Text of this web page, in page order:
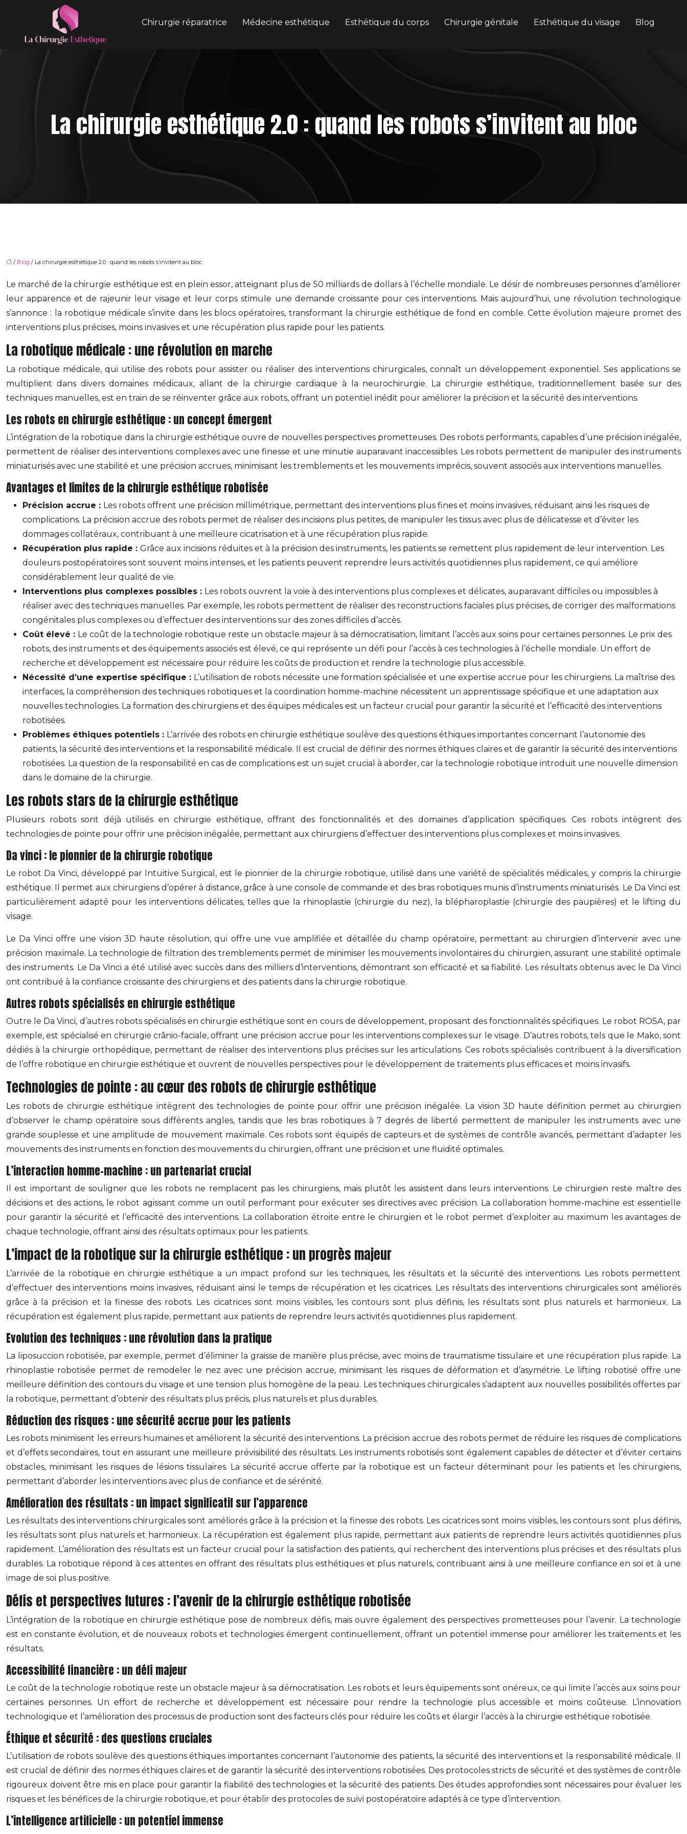
Chirurgie réparatrice Médecine esthétique Esthétique du corps Chirurgie génitale Esthétique du visage Blog
La chirurgie esthétique 2.0 : quand les robots s’invitent au bloc
/ Blog / La chirurgie esthétique 2.0 : quand les robots s’invitent au bloc
Le marché de la chirurgie esthétique est en plein essor, atteignant plus de 50 milliards de dollars à l’échelle mondiale. Le désir de nombreuses personnes d’améliorer
leur apparence et de rajeunir leur visage et leur corps stimule une demande croissante pour ces interventions. Mais aujourd’hui, une révolution technologique
s’annonce : la robotique médicale s’invite dans les blocs opératoires, transformant la chirurgie esthétique de fond en comble. Cette évolution majeure promet des
interventions plus précises, moins invasives et une récupération plus rapide pour les patients.
La robotique médicale : une révolution en marche
La robotique médicale, qui utilise des robots pour assister ou réaliser des interventions chirurgicales, connaît un développement exponentiel. Ses applications se
multiplient dans divers domaines médicaux, allant de la chirurgie cardiaque à la neurochirurgie. La chirurgie esthétique, traditionnellement basée sur des
techniques manuelles, est en train de se réinventer grâce aux robots, offrant un potentiel inédit pour améliorer la précision et la sécurité des interventions.
Les robots en chirurgie esthétique : un concept émergent
L’intégration de la robotique dans la chirurgie esthétique ouvre de nouvelles perspectives prometteuses. Des robots performants, capables d’une précision inégalée,
permettent de réaliser des interventions complexes avec une finesse et une minutie auparavant inaccessibles. Les robots permettent de manipuler des instruments
miniaturisés avec une stabilité et une précision accrues, minimisant les tremblements et les mouvements imprécis, souvent associés aux interventions manuelles.
Avantages et limites de la chirurgie esthétique robotisée
Précision accrue : Les robots offrent une précision millimétrique, permettant des interventions plus fines et moins invasives, réduisant ainsi les risques de
complications. La précision accrue des robots permet de réaliser des incisions plus petites, de manipuler les tissus avec plus de délicatesse et d’éviter les
dommages collatéraux, contribuant à une meilleure cicatrisation et à une récupération plus rapide.
Récupération plus rapide : Grâce aux incisions réduites et à la précision des instruments, les patients se remettent plus rapidement de leur intervention. Les
douleurs postopératoires sont souvent moins intenses, et les patients peuvent reprendre leurs activités quotidiennes plus rapidement, ce qui améliore
considérablement leur qualité de vie.
Interventions plus complexes possibles : Les robots ouvrent la voie à des interventions plus complexes et délicates, auparavant difficiles ou impossibles à
réaliser avec des techniques manuelles. Par exemple, les robots permettent de réaliser des reconstructions faciales plus précises, de corriger des malformations
congénitales plus complexes ou d’effectuer des interventions sur des zones difficiles d’accès.
Coût élevé : Le coût de la technologie robotique reste un obstacle majeur à sa démocratisation, limitant l’accès aux soins pour certaines personnes. Le prix des
robots, des instruments et des équipements associés est élevé, ce qui représente un défi pour l’accès à ces technologies à l’échelle mondiale. Un effort de
recherche et développement est nécessaire pour réduire les coûts de production et rendre la technologie plus accessible.
Nécessité d’une expertise spécifique : L’utilisation de robots nécessite une formation spécialisée et une expertise accrue pour les chirurgiens. La maîtrise des
interfaces, la compréhension des techniques robotiques et la coordination homme-machine nécessitent un apprentissage spécifique et une adaptation aux
nouvelles technologies. La formation des chirurgiens et des équipes médicales est un facteur crucial pour garantir la sécurité et l’efficacité des interventions
robotisées.
Problèmes éthiques potentiels : L’arrivée des robots en chirurgie esthétique soulève des questions éthiques importantes concernant l’autonomie des
patients, la sécurité des interventions et la responsabilité médicale. Il est crucial de définir des normes éthiques claires et de garantir la sécurité des interventions
robotisées. La question de la responsabilité en cas de complications est un sujet crucial à aborder, car la technologie robotique introduit une nouvelle dimension
dans le domaine de la chirurgie.
Les robots stars de la chirurgie esthétique
Plusieurs robots sont déjà utilisés en chirurgie esthétique, offrant des fonctionnalités et des domaines d’application spécifiques. Ces robots intègrent des
technologies de pointe pour offrir une précision inégalée, permettant aux chirurgiens d’effectuer des interventions plus complexes et moins invasives.
Da vinci : le pionnier de la chirurgie robotique
Le robot Da Vinci, développé par Intuitive Surgical, est le pionnier de la chirurgie robotique, utilisé dans une variété de spécialités médicales, y compris la chirurgie
esthétique. Il permet aux chirurgiens d’opérer à distance, grâce à une console de commande et des bras robotiques munis d’instruments miniaturisés. Le Da Vinci est
particulièrement adapté pour les interventions délicates, telles que la rhinoplastie (chirurgie du nez), la blépharoplastie (chirurgie des paupières) et le lifting du
visage.
Le Da Vinci offre une vision 3D haute résolution, qui offre une vue amplifiée et détaillée du champ opératoire, permettant au chirurgien d’intervenir avec une
précision maximale. La technologie de filtration des tremblements permet de minimiser les mouvements involontaires du chirurgien, assurant une stabilité optimale
des instruments. Le Da Vinci a été utilisé avec succès dans des milliers d’interventions, démontrant son efficacité et sa fiabilité. Les résultats obtenus avec le Da Vinci
ont contribué à la confiance croissante des chirurgiens et des patients dans la chirurgie robotique.
Autres robots spécialisés en chirurgie esthétique
Outre le Da Vinci, d’autres robots spécialisés en chirurgie esthétique sont en cours de développement, proposant des fonctionnalités spécifiques. Le robot ROSA, par
exemple, est spécialisé en chirurgie crânio-faciale, offrant une précision accrue pour les interventions complexes sur le visage. D’autres robots, tels que le Mako, sont
dédiés à la chirurgie orthopédique, permettant de réaliser des interventions plus précises sur les articulations. Ces robots spécialisés contribuent à la diversification
de l’offre robotique en chirurgie esthétique et ouvrent de nouvelles perspectives pour le développement de traitements plus efficaces et moins invasifs.
Technologies de pointe : au cœur des robots de chirurgie esthétique
Les robots de chirurgie esthétique intègrent des technologies de pointe pour offrir une précision inégalée. La vision 3D haute définition permet au chirurgien
d’observer le champ opératoire sous différents angles, tandis que les bras robotiques à 7 degrés de liberté permettent de manipuler les instruments avec une
grande souplesse et une amplitude de mouvement maximale. Ces robots sont équipés de capteurs et de systèmes de contrôle avancés, permettant d’adapter les
mouvements des instruments en fonction des mouvements du chirurgien, offrant une précision et une fluidité optimales.
L’interaction homme-machine : un partenariat crucial
Il est important de souligner que les robots ne remplacent pas les chirurgiens, mais plutôt les assistent dans leurs interventions. Le chirurgien reste maître des
décisions et des actions, le robot agissant comme un outil performant pour exécuter ses directives avec précision. La collaboration homme-machine est essentielle
pour garantir la sécurité et l’efficacité des interventions. La collaboration étroite entre le chirurgien et le robot permet d’exploiter au maximum les avantages de
chaque technologie, offrant ainsi des résultats optimaux pour les patients.
L’impact de la robotique sur la chirurgie esthétique : un progrès majeur
L’arrivée de la robotique en chirurgie esthétique a un impact profond sur les techniques, les résultats et la sécurité des interventions. Les robots permettent
d’effectuer des interventions moins invasives, réduisant ainsi le temps de récupération et les cicatrices. Les résultats des interventions chirurgicales sont améliorés
grâce à la précision et la finesse des robots. Les cicatrices sont moins visibles, les contours sont plus définis, les résultats sont plus naturels et harmonieux. La
récupération est également plus rapide, permettant aux patients de reprendre leurs activités quotidiennes plus rapidement.
Evolution des techniques : une révolution dans la pratique
La liposuccion robotisée, par exemple, permet d’éliminer la graisse de manière plus précise, avec moins de traumatisme tissulaire et une récupération plus rapide. La
rhinoplastie robotisée permet de remodeler le nez avec une précision accrue, minimisant les risques de déformation et d’asymétrie. Le lifting robotisé offre une
meilleure définition des contours du visage et une tension plus homogène de la peau. Les techniques chirurgicales s’adaptent aux nouvelles possibilités offertes par
la robotique, permettant d’obtenir des résultats plus précis, plus naturels et plus durables.
Réduction des risques : une sécurité accrue pour les patients
Les robots minimisent les erreurs humaines et améliorent la sécurité des interventions. La précision accrue des robots permet de réduire les risques de complications
et d’effets secondaires, tout en assurant une meilleure prévisibilité des résultats. Les instruments robotisés sont également capables de détecter et d’éviter certains
obstacles, minimisant les risques de lésions tissulaires. La sécurité accrue offerte par la robotique est un facteur déterminant pour les patients et les chirurgiens,
permettant d’aborder les interventions avec plus de confiance et de sérénité.
Amélioration des résultats : un impact significatif sur l’apparence
Les résultats des interventions chirurgicales sont améliorés grâce à la précision et la finesse des robots. Les cicatrices sont moins visibles, les contours sont plus définis,
les résultats sont plus naturels et harmonieux. La récupération est également plus rapide, permettant aux patients de reprendre leurs activités quotidiennes plus
rapidement. L’amélioration des résultats est un facteur crucial pour la satisfaction des patients, qui recherchent des interventions plus précises et des résultats plus
durables. La robotique répond à ces attentes en offrant des résultats plus esthétiques et plus naturels, contribuant ainsi à une meilleure confiance en soi et à une
image de soi plus positive.
Défis et perspectives futures : l’avenir de la chirurgie esthétique robotisée
L’intégration de la robotique en chirurgie esthétique pose de nombreux défis, mais ouvre également des perspectives prometteuses pour l’avenir. La technologie
est en constante évolution, et de nouveaux robots et technologies émergent continuellement, offrant un potentiel immense pour améliorer les traitements et les
résultats.
Accessibilité financière : un défi majeur
Le coût de la technologie robotique reste un obstacle majeur à sa démocratisation. Les robots et leurs équipements sont onéreux, ce qui limite l’accès aux soins pour
certaines personnes. Un effort de recherche et développement est nécessaire pour rendre la technologie plus accessible et moins coûteuse. L’innovation
technologique et l’amélioration des processus de production sont des facteurs clés pour réduire les coûts et élargir l’accès à la chirurgie esthétique robotisée.
Éthique et sécurité : des questions cruciales
L’utilisation de robots soulève des questions éthiques importantes concernant l’autonomie des patients, la sécurité des interventions et la responsabilité médicale. Il
est crucial de définir des normes éthiques claires et de garantir la sécurité des interventions robotisées. Des protocoles stricts de sécurité et des systèmes de contrôle
rigoureux doivent être mis en place pour garantir la fiabilité des technologies et la sécurité des patients. Des études approfondies sont nécessaires pour évaluer les
risques et les bénéfices de la chirurgie robotique, et pour établir des protocoles de suivi postopératoire adaptés à ce type d’intervention.
L’intelligence artificielle : un potentiel immense